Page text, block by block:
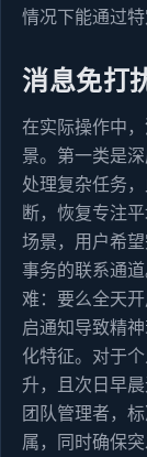
情况下能通过特
消息免打
在实际操作中，
景。第一类是
处理复杂任务
断，恢复专注
场景，用户希
事务的联系通
难：要么全天
启通知导致精
化特征。对于
升，且次日早
团队管理者，
属，同时确保